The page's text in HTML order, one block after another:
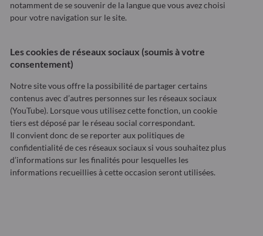
notamment de se souvenir de la langue que vous avez choisi
pour votre navigation sur le site.
Les cookies de réseaux sociaux (soumis à votre
consentement)
Notre site vous offre la possibilité de partager certains
contenus avec d’autres personnes sur les réseaux sociaux
(YouTube). Lorsque vous utilisez cette fonction, un cookie
tiers est déposé par le réseau social correspondant.
Il convient donc de se reporter aux politiques de
confidentialité de ces réseaux sociaux si vous souhaitez plus
d’informations sur les finalités pour lesquelles les
informations recueillies à cette occasion seront utilisées.